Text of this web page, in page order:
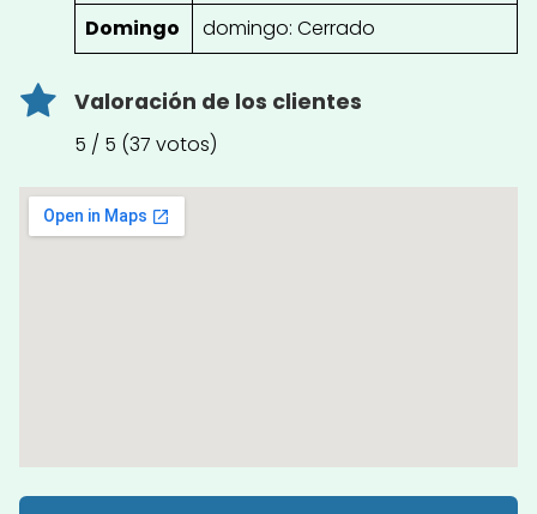
Domingo
domingo: Cerrado
Valoración de los clientes
5 / 5 (37 votos)